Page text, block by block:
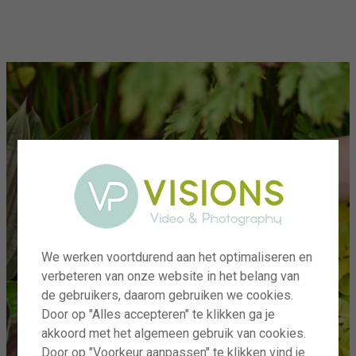
We werken voortdurend aan het optimaliseren en
verbeteren van onze website in het belang van
de gebruikers, daarom gebruiken we cookies.
Door op "Alles accepteren" te klikken ga je
akkoord met het algemeen gebruik van cookies.
Door op "Voorkeur aanpassen" te klikken vind je